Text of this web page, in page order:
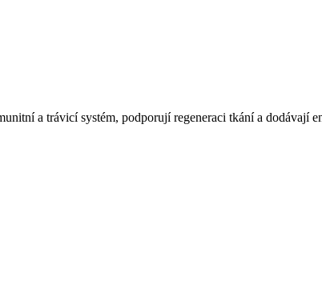
a trávicí systém, podporují regeneraci tkání a dodávají